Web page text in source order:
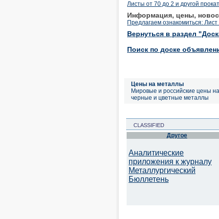
Листы от 70 до 2 и другой прокат
Информация, цены,
Предлагаем ознакомиться:
Вернуться в раздел
Поиск по доске
Цены на металлы
Мировые и российские цены на
черные и цветные металлы
CLASSIFIED
Другое
Аналитические
приложения к журналу
Металлургический
Бюллетень